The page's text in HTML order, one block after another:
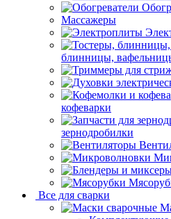
Массажеры
блинницы,
кофеварки
зернодробилки
Все для сварки